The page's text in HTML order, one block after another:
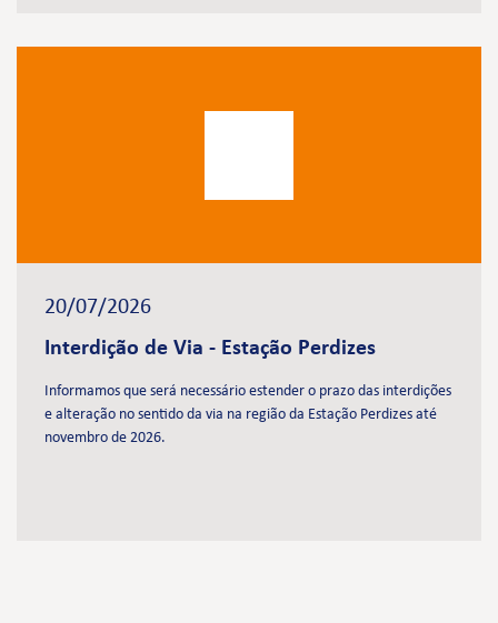
20/07/2026
Interdição de Via - Estação Perdizes
Informamos que será necessário estender o prazo das interdições
e alteração no sentido da via na região da Estação Perdizes até
novembro de 2026.